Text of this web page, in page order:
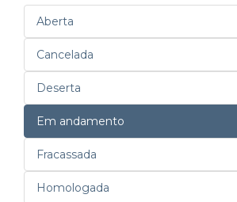
Aberta
Cancelada
Deserta
Em andamento
Fracassada
Homologada